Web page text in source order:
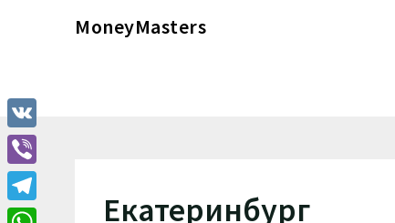
MoneyMasters
Екатеринбург
VK
Viber
Telegram